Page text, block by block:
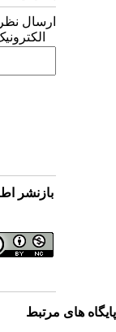
ارسال نظر
بازنشر
های مرتبط